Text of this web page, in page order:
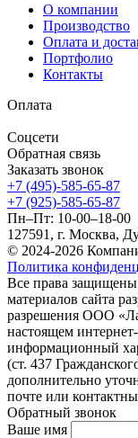
О компании
Производство
Оплата и
Портфолио
Контакты
Оплата
Соцсети
Обратная связь
Заказать звонок
+7 (495)-585-65-87
+7 (925)-585-65-87
Пн–Пт: 10-00–18-00
127591, г. Москва,
© 2024-2026
Политика
Все права защищены
материалов сайта
разрешения ООО
настоящем
информационный
(ст. 437
дополнительно
почте или
Обратный звонок
Ваше имя